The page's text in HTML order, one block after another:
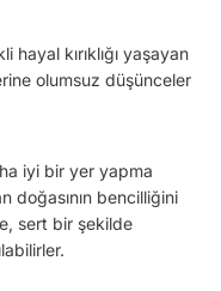
hayal kırıklığı yaşayan
olumsuz düşünceler
iyi bir yer yapma
doğasının bencilliğini
sert bir şekilde